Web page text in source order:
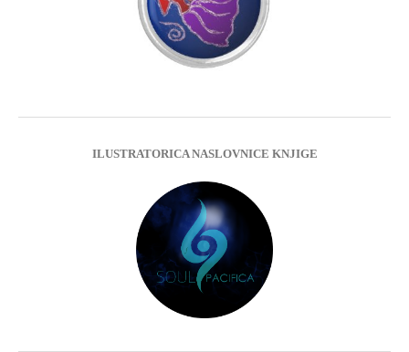
ILUSTRATORICA NASLOVNICE KNJIGE